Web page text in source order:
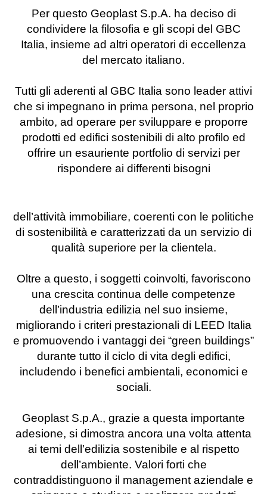
Per questo Geoplast S.p.A. ha deciso di
condividere la filosofia e gli scopi del GBC
Italia, insieme ad altri operatori di eccellenza
del mercato italiano.
Tutti gli aderenti al GBC Italia sono leader attivi
che si impegnano in prima persona, nel proprio
ambito, ad operare per sviluppare e proporre
prodotti ed edifici sostenibili di alto profilo ed
offrire un esauriente portfolio di servizi per
rispondere ai differenti bisogni
dell’attività immobiliare, coerenti con le politiche
di sostenibilità e caratterizzati da un servizio di
qualità superiore per la clientela.
Oltre a questo, i soggetti coinvolti, favoriscono
una crescita continua delle competenze
dell’industria edilizia nel suo insieme,
migliorando i criteri prestazionali di LEED Italia
e promuovendo i vantaggi dei “green buildings”
durante tutto il ciclo di vita degli edifici,
includendo i benefici ambientali, economici e
sociali.
Geoplast S.p.A., grazie a questa importante
adesione, si dimostra ancora una volta attenta
ai temi dell’edilizia sostenibile e al rispetto
dell’ambiente. Valori forti che
contraddistinguono il management aziendale e